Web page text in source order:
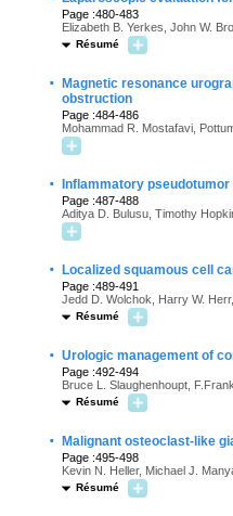
Page :480-483
Elizabeth B. Yerkes, John W.
Résumé
·
Magnetic resonance
obstruction
Page :484-486
Mohammad R. Mostafavi,
· Inflammatory
Page :487-488
Aditya D. Bulusu, Timothy
· Localized squamous cell
Page :489-491
Jedd D. Wolchok, Harry W.
Résumé
· Urologic management of
Page :492-494
Bruce L. Slaughenhoupt,
Résumé
· Malignant osteoclast-like
Page :495-498
Kevin N. Heller, Michael J.
Résumé